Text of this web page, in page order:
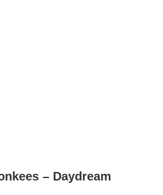
– Daydream